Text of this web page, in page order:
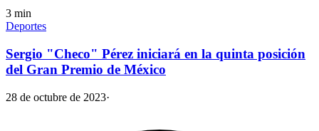
3 min
Deportes
Sergio "Checo" Pérez iniciará en la quinta posición
del Gran Premio de México
28 de octubre de 2023·